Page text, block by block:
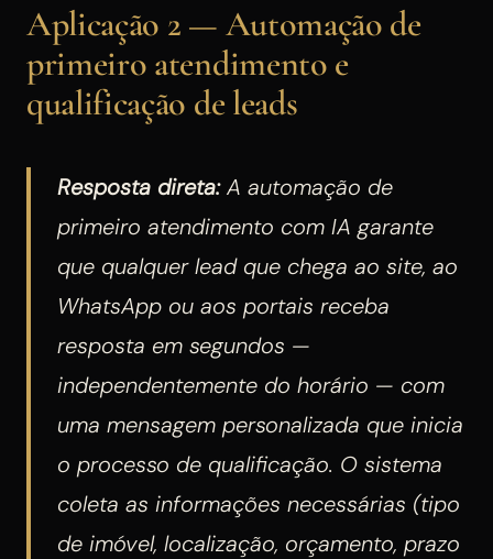
Aplicação 2 — Automação de
primeiro atendimento e
qualificação de leads
Resposta direta:A automação de
primeiro atendimento com IA garante
que qualquer lead que chega ao site, ao
WhatsApp ou aos portais receba
resposta em segundos —
independentemente do horário — com
uma mensagem personalizada que inicia
o processo de qualificação. O sistema
coleta as informações necessárias (tipo
de imóvel, localização, orçamento, prazo